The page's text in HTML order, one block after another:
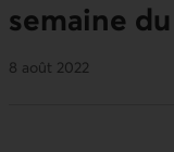
semaine
8 août 2022